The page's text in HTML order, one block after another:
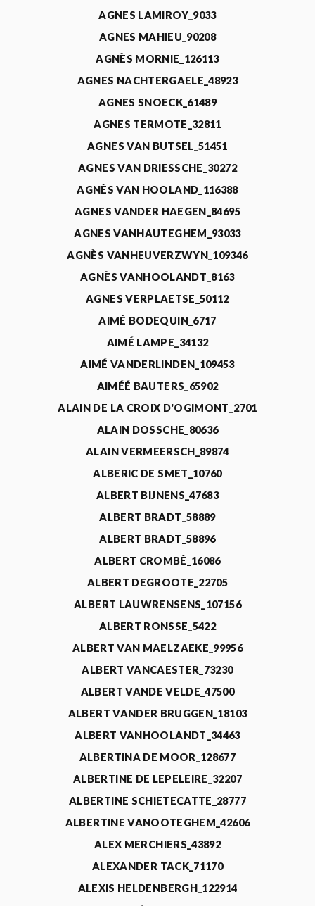
AGNES LAMIROY_9033
AGNES MAHIEU_90208
AGNÈS MORNIE_126113
AGNES NACHTERGAELE_48923
AGNES SNOECK_61489
AGNES TERMOTE_32811
AGNES VAN BUTSEL_51451
AGNES VAN DRIESSCHE_30272
AGNÈS VAN HOOLAND_116388
AGNES VANDER HAEGEN_84695
AGNES VANHAUTEGHEM_93033
AGNÈS VANHEUVERZWYN_109346
AGNÈS VANHOOLANDT_8163
AGNES VERPLAETSE_50112
AIMÉ BODEQUIN_6717
AIMÉ LAMPE_34132
AIMÉ VANDERLINDEN_109453
AIMÉÉ BAUTERS_65902
ALAIN DE LA CROIX D'OGIMONT_2701
ALAIN DOSSCHE_80636
ALAIN VERMEERSCH_89874
ALBERIC DE SMET_10760
ALBERT BIJNENS_47683
ALBERT BRADT_58889
ALBERT BRADT_58896
ALBERT CROMBÉ_16086
ALBERT DEGROOTE_22705
ALBERT LAUWRENSENS_107156
ALBERT RONSSE_5422
ALBERT VAN MAELZAEKE_99956
ALBERT VANCAESTER_73230
ALBERT VANDE VELDE_47500
ALBERT VANDER BRUGGEN_18103
ALBERT VANHOOLANDT_34463
ALBERTINA DE MOOR_128677
ALBERTINE DE LEPELEIRE_32207
ALBERTINE SCHIETECATTE_28777
ALBERTINE VANOOTEGHEM_42606
ALEX MERCHIERS_43892
ALEXANDER TACK_71170
ALEXIS HELDENBERGH_122914